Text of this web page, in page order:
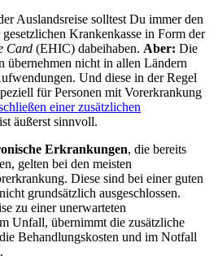
Auslandsreise solltest Du immer den
Krankenkasse in Form der
Card (EHIC) dabeihaben. Aber: Die
übernehmen nicht in allen Ländern
Und diese in der Regel
für Personen mit Vorerkrankung
einer zusätzlichen
ist äußerst sinnvoll.
Erkrankungen, die bereits
gelten bei den meisten
Diese sind bei einer guten
grundsätzlich ausgeschlossen.
zu einer unerwarteten
Unfall, übernimmt die zusätzliche
Behandlungskosten und im Notfall